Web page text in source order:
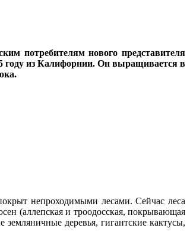
потребителям нового представителя
году из Калифорнии. Он выращивается в
непроходимыми лесами. Сейчас леса
(аллепская и троодосская, покрывающая
деревья, гигантские кактусы,